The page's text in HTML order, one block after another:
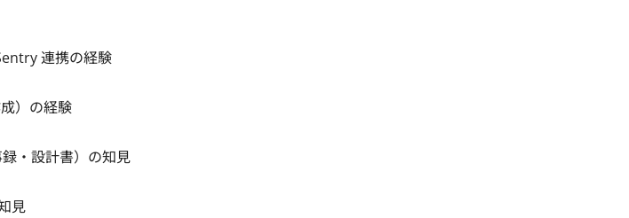
連携の経験
）の経験
・設計書）の知見
見